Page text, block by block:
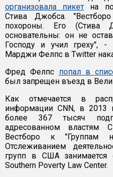
организовала пикет на
Стива Джобса.
похороны. Его (Стива
основательны: он не
Господу и учил греху", -
Марджи Фелпс в Twitter
Фред Фелпс попал в
был запрещен въезд в
Как отмечается в
информации CNN, в
более 367 тысяч
адресованном властям
Вестборо к "Группам
Отслеживанием
групп в США занимается
Southern Poverty Law Center.